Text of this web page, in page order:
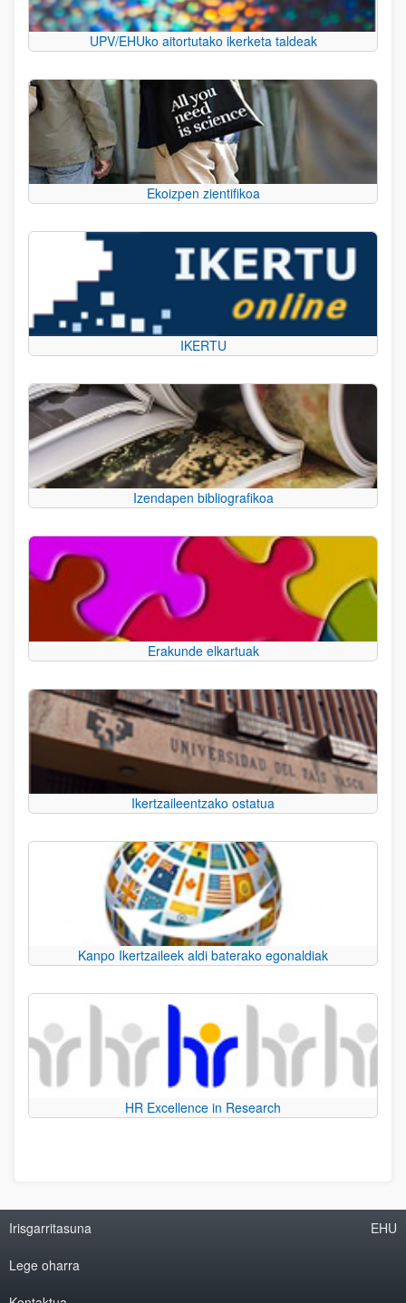
UPV/EHUko aitortutako ikerketa taldeak
Ekoizpen zientifikoa
IKERTU
Izendapen bibliografikoa
Erakunde elkartuak
Ikertzaileentzako ostatua
Kanpo Ikertzaileek aldi baterako egonaldiak
HR Excellence in Research
Irisgarritasuna
Lege oharra
EHU